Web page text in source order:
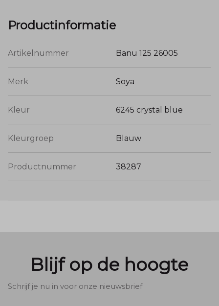
Productinformatie
Artikelnummer Banu 125 26005
Merk Soya
Kleur 6245 crystal blue
Kleurgroep Blauw
Productnummer 38287
Blijf op de hoogte
Schrijf je nu in voor onze nieuwsbrief